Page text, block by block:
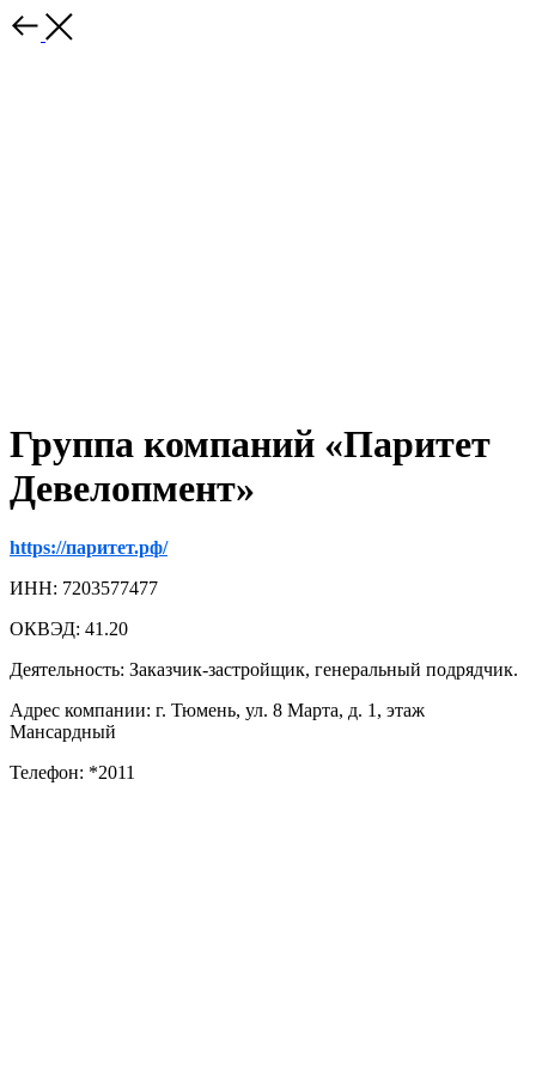
Группа компаний «Паритет
Девелопмент»
https://паритет.рф/
ИНН: 7203577477
ОКВЭД: 41.20
Деятельность: Заказчик-застройщик, генеральный подрядчик.
Адрес компании: г. Тюмень, ул. 8 Марта, д. 1, этаж
Мансардный
Телефон: *2011